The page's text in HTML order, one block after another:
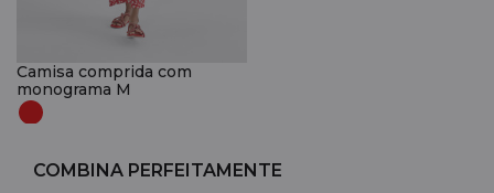
Camisa comprida com
monograma M
COMBINA PERFEITAMENTE